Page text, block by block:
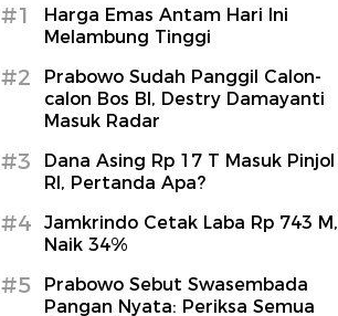
#1
Harga Emas Antam Hari Ini
Melambung Tinggi
#2
Prabowo Sudah Panggil Calon-
calon Bos BI, Destry Damayanti
Masuk Radar
#3
Dana Asing Rp 17 T Masuk Pinjol
RI, Pertanda Apa?
#4
Jamkrindo Cetak Laba Rp 743 M,
Naik 34%
#5
Prabowo Sebut Swasembada
Pangan Nyata: Periksa Semua